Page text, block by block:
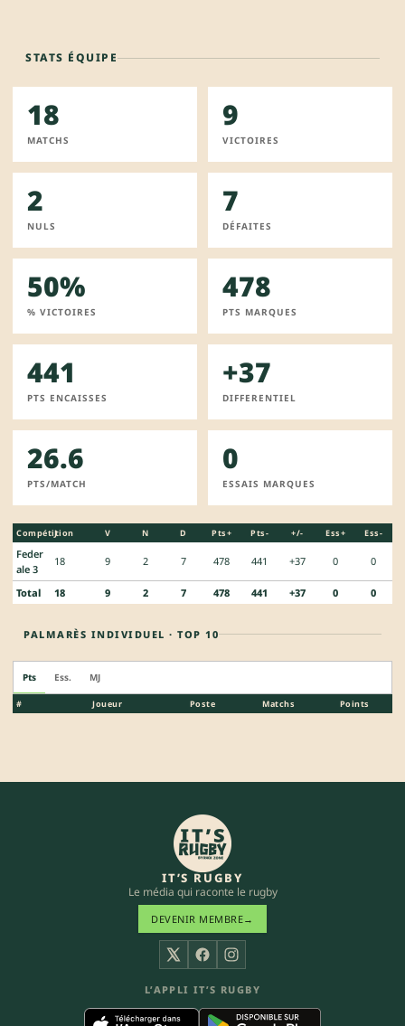
STATS ÉQUIPE
18
MATCHS
9
VICTOIRES
2
NULS
7
DÉFAITES
50%
% VICTOIRES
478
PTS MARQUES
441
PTS ENCAISSES
+37
DIFFERENTIEL
26.6
PTS/MATCH
0
ESSAIS MARQUES
Compétition
J V N D Pts+ Pts- +/- Ess+ Ess-
Feder
ale 3
18 9 2 7 478 441 +37 0 0
Total 18 9 2 7 478 441 +37 0 0
PALMARÈS INDIVIDUEL · TOP 10
Pts Ess. MJ
# Joueur Poste Matchs Points
IT’S RUGBY
Le média qui raconte le rugby
DEVENIR MEMBRE→
X FacebookInstagram
L’APPLI IT’S RUGBY